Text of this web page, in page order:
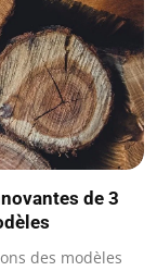
de 3
des modèles